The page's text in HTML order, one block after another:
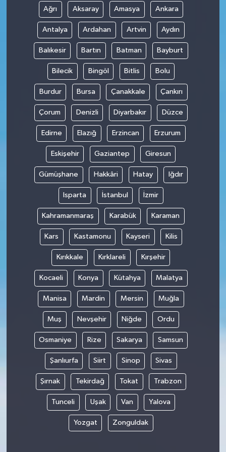
Ağrı Aksaray Amasya Ankara
Antalya Ardahan Artvin Aydın
Balıkesir Bartın Batman Bayburt
Bilecik Bingöl Bitlis Bolu
Burdur Bursa Çanakkale Çankırı
Çorum Denizli Diyarbakır Düzce
Edirne Elazığ Erzincan Erzurum
Eskişehir Gaziantep Giresun
Gümüşhane Hakkâri Hatay Iğdır
Isparta İstanbul İzmir
Kahramanmaraş Karabük Karaman
Kars Kastamonu Kayseri Kilis
Kırıkkale Kırklareli Kırşehir
Kocaeli Konya Kütahya Malatya
Manisa Mardin Mersin Muğla
Muş Nevşehir Niğde Ordu
Osmaniye Rize Sakarya Samsun
Şanlıurfa Siirt Sinop Sivas
Şırnak Tekirdağ Tokat Trabzon
Tunceli Uşak Van Yalova
Yozgat Zonguldak